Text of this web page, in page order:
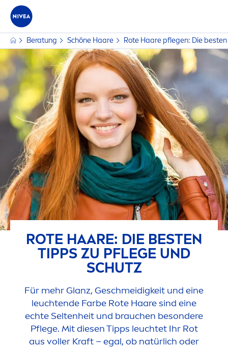
Beratung Schöne Haare Rote Haare pflegen: Die
ROTE HAARE: DIE BESTEN
TIPPS ZU PFLEGE UND
SCHUTZ
Für mehr Glanz, Geschmeidigkeit und eine
leuchtende Farbe Rote Haare sind eine
echte Seltenheit und brauchen besondere
Pflege. Mit diesen Tipps leuchtet Ihr Rot
aus voller Kraft – egal, ob natürlich oder